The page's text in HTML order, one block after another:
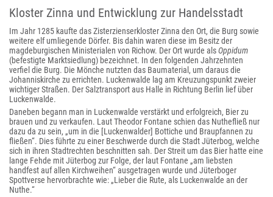
Kloster Zinna und Entwicklung zur Handelsstadt
Im Jahr 1285 kaufte das Zisterzienserkloster Zinna den Ort, die Burg sowie
weitere elf umliegende Dörfer. Bis dahin waren diese im Besitz der
magdeburgischen Ministerialen von Richow. Der Ort wurde alsOppidum
(befestigte Marktsiedlung) bezeichnet. In den folgenden Jahrzehnten
verfiel die Burg. Die Mönche nutzten das Baumaterial, um daraus die
Johanniskirche zu errichten. Luckenwalde lag am Kreuzungspunkt zweier
wichtiger Straßen. Der Salztransport aus Halle in Richtung Berlin lief über
Luckenwalde.
Daneben begann man in Luckenwalde verstärkt und erfolgreich, Bier zu
brauen und zu verkaufen. Laut Theodor Fontane schien das Nuthefließ nur
dazu da zu sein, „um in die [Luckenwalder] Bottiche und Braupfannen zu
fließen“. Dies führte zu einer Beschwerde durch die Stadt Jüterbog, welche
sich in ihren Stadtrechten beschnitten sah. Der Streit um das Bier hatte eine
lange Fehde mit Jüterbog zur Folge, der laut Fontane „am liebsten
handfest auf allen Kirchweihen“ ausgetragen wurde und Jüterboger
Spottverse hervorbrachte wie: „Lieber die Rute, als Luckenwalde an der
Nuthe.“